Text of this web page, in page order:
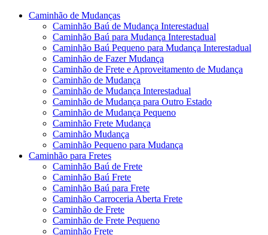
Caminhão de Mudanças
Caminhão Baú de Mudança Interestadual
Caminhão Baú para Mudança Interestadual
Caminhão Baú Pequeno para Mudança Interestadual
Caminhão de Fazer Mudança
Caminhão de Frete e Aproveitamento de Mudança
Caminhão de Mudança
Caminhão de Mudança Interestadual
Caminhão de Mudança para Outro Estado
Caminhão de Mudança Pequeno
Caminhão Frete Mudança
Caminhão Mudança
Caminhão Pequeno para Mudança
Caminhão para Fretes
Caminhão Baú de Frete
Caminhão Baú Frete
Caminhão Baú para Frete
Caminhão Carroceria Aberta Frete
Caminhão de Frete
Caminhão de Frete Pequeno
Caminhão Frete